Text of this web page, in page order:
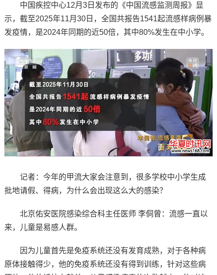
中国疾控中心12月3日发布的《中国流感监测周报》显
示，截至2025年11月30日，全国共报告1541起流感样病例暴
发疫情，是2024年同期的近50倍，其中80%发生在中小学。
记者：今年的甲流大家会注意到，很多学校中小学生成
批地请假、得病，为什么会出现这么大的感染？
北京佑安医院感染综合科主任医师 李侗曾：流感一直以
来，儿童是易感人群。
因为儿童首先是免疫系统还没有发育成熟，对于各种病
原体接触得少，他的免疫系统还没有得到训练，针对这些病